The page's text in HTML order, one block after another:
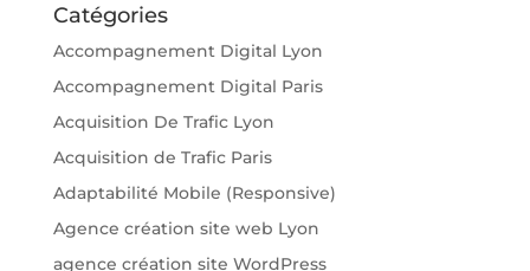
Catégories
Accompagnement Digital Lyon
Accompagnement Digital Paris
Acquisition De Trafic Lyon
Acquisition de Trafic Paris
Adaptabilité Mobile (Responsive)
Agence création site web Lyon
agence création site WordPress